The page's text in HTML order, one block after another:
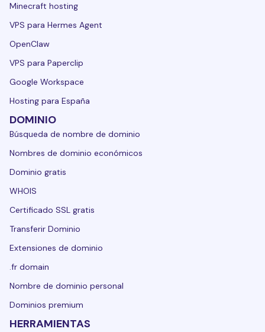
Minecraft hosting
VPS para Hermes Agent
OpenClaw
VPS para Paperclip
Google Workspace
Hosting para España
DOMINIO
Búsqueda de nombre de dominio
Nombres de dominio económicos
Dominio gratis
WHOIS
Certificado SSL gratis
Transferir Dominio
Extensiones de dominio
.fr domain
Nombre de dominio personal
Dominios premium
HERRAMIENTAS